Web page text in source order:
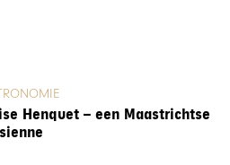
Henquet – een Maastrichtse